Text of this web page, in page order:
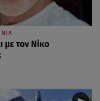
ΝΕΑ
με τον Νίκο